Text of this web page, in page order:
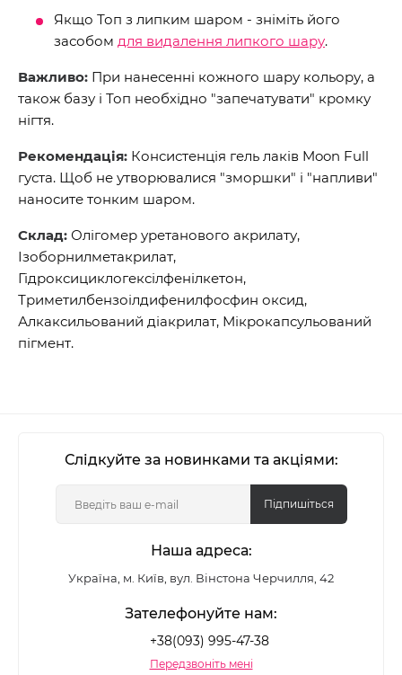
Якщо Топ з липким шаром - зніміть його
засобом для видалення липкого шару.
Важливо: При нанесенні кожного шару кольору, а
також базу і Топ необхідно "запечатувати" кромку
нігтя.
Рекомендація: Консистенція гель лаків Moon Full
густа. Щоб не утворювалися "зморшки" і "напливи"
наносите тонким шаром.
Склад: Олігомер уретанового акрилату,
Ізоборнилметакрилат,
Гідроксициклогексілфенілкетон,
Триметилбензоілдифенилфосфин оксид,
Алкаксильований діакрилат, Мікрокапсульований
пігмент.
Слідкуйте за новинками та акціями:
Підпишіться
Наша адреса:
Україна, м. Київ, вул. Вінстона Черчилля, 42
Зателефонуйте нам:
+38(093) 995-47-38
Передзвоніть мені